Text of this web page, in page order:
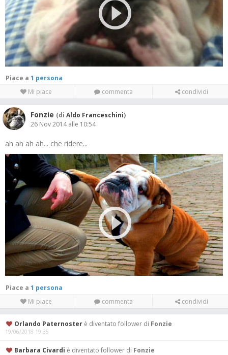
Piace a
1 persona
Mi piace
commenta condividi
Fonzie (di Aldo Franceschini)
26 Nov 2014 alle 10:54
ah ah ah ah... che ridere...
Piace a
1 persona
Mi piace
commenta condividi
Orlando Paternoster è diventato follower di Fonzie
19/06/2018 19:35
Barbara Civardi è diventato follower di Fonzie